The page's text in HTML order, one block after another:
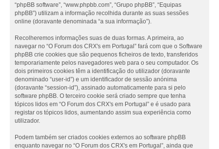
“phpBB software”, “www.phpbb.com”, “Grupo phpBB”, “Equipas
phpBB”) utilizam a informação recolhida durante as suas sessões
online (doravante denominada “a sua informação”).
Recolheremos informações suas de duas formas. A primeira, ao
navegar no “O Forum dos CRX's em Portugal” fará com que o Software
phpBB crie cookies que são pequenos ficheiros de texto, transferidos
temporariamente pelos navegadores web para o seu computador. Os
dois primeiros cookies têm a identificação do utilizador (doravante
denominado “user-id”) e um identificador de sessão anónima
(doravante “session-id”), assinado automaticamente para si pelo
software phpBB. O terceiro cookie será criado sempre que tenha
tópicos lidos em “O Forum dos CRX's em Portugal” e é usado para
registar os tópicos lidos, aumentando assim sua experiência como
utilizador.
Podem também ser criados cookies externos ao software phpBB
enquanto navegar no “O Forum dos CRX's em Portugal”, ainda que